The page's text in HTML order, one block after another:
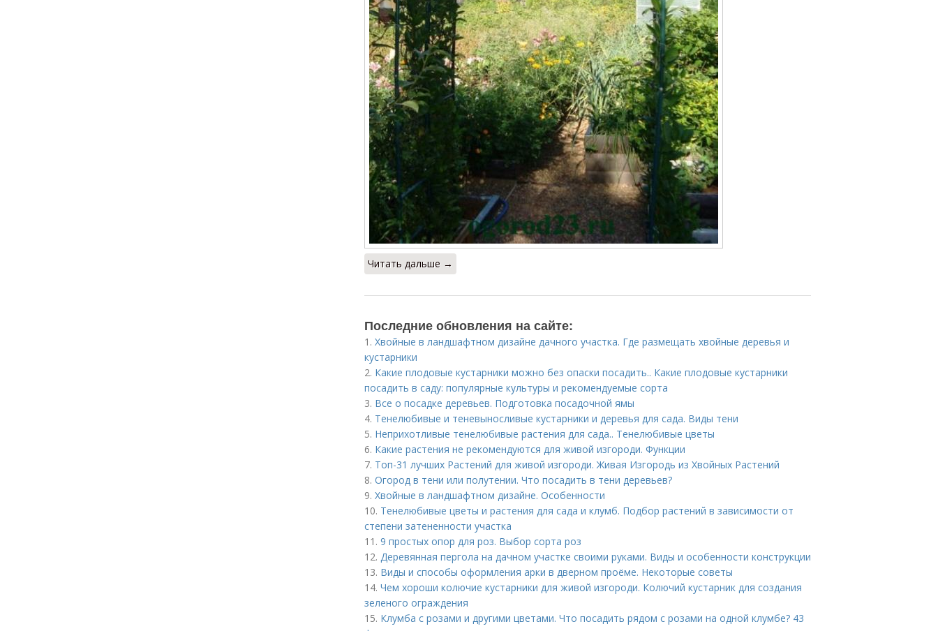
Читать дальше →
Последние обновления на сайте:
1. Хвойные в ландшафтном дизайне дачного участка. Где размещать хвойные деревья и
кустарники
2. Какие плодовые кустарники можно без опаски посадить.. Какие плодовые кустарники
посадить в саду: популярные культуры и рекомендуемые сорта
3. Все о посадке деревьев. Подготовка посадочной ямы
4. Тенелюбивые и теневыносливые кустарники и деревья для сада. Виды тени
5. Неприхотливые тенелюбивые растения для сада.. Тенелюбивые цветы
6. Какие растения не рекомендуются для живой изгороди. Функции
7. Топ-31 лучших Растений для живой изгороди. Живая Изгородь из Хвойных Растений
8. Огород в тени или полутении. Что посадить в тени деревьев?
9. Хвойные в ландшафтном дизайне. Особенности
10. Тенелюбивые цветы и растения для сада и клумб. Подбор растений в зависимости от
степени затененности участка
11. 9 простых опор для роз. Выбор сорта роз
12. Деревянная пергола на дачном участке своими руками. Виды и особенности конструкции
13. Виды и способы оформления арки в дверном проёме. Некоторые советы
14. Чем хороши колючие кустарники для живой изгороди. Колючий кустарник для создания
зеленого ограждения
15. Клумба с розами и другими цветами. Что посадить рядом с розами на одной клумбе? 43